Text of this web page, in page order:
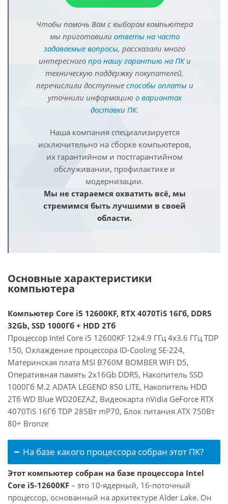
Чтобы помочь Вам с выбором компьютера
мы приготовили ответы на часто
задаваемые вопросы, рассказали много
интересного про нашу гарантию на ПКи
техническую поддержку покупателей,
перечислили доступные способы оплатыи
уточнили информацию о вариантах
доставки ПК.
Наша компания специализируется
исключительно на сборке компьютеров,
их гарантийном и постгарантийном
обслуживании, профилактике и
модернизации.
Мы не стараемся охватить всё, мы
стремимся быть лучшими в своей
области.
Основные характеристики
компьютера
Компьютер Core i5 12600KF, RTX 4070TiS 16Гб, DDR5
32Gb, SSD 1000Гб + HDD 2Тб
Процессор Intel Core i5 12600KF 12x4.9 ГГц 4x3.6 ГГц TDP
150, Охлаждение процессора ID-Cooling SE-224,
Материнская плата MSI B760M BOMBER WIFI D5,
Оперативная память 2x16Gb DDR5, Накопитель SSD
1000Гб M.2 ADATA LEGEND 850 LITE, Накопитель HDD
2Тб WD Blue WD20EZAZ, Видеокарта nVidia GeForce RTX
4070TiS 16Гб TDP 285Вт mP70, Блок питания ATX 750Вт
80+ Bronze
На базе какого процессора собран этот ПК?
Этот компьютер собран на базе процессора Intel
Core i5-12600KF – это 10-ядерный, 16-поточный
процессор, основанный на архитектуре Alder Lake. Он